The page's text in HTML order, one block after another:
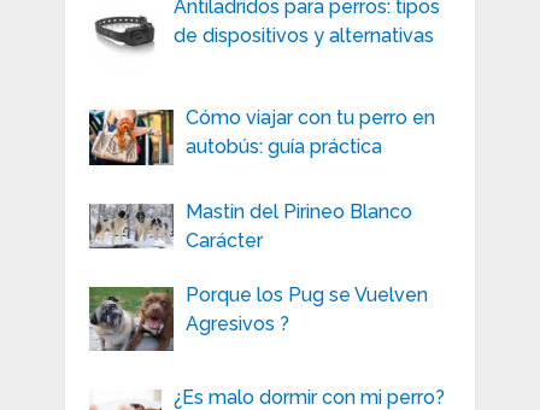
Antiladridos para perros: tipos
de dispositivos y alternativas
Cómo viajar con tu perro en
autobús: guía práctica
Mastin del Pirineo Blanco
Carácter
Porque los Pug se Vuelven
Agresivos ?
¿Es malo dormir con mi perro?